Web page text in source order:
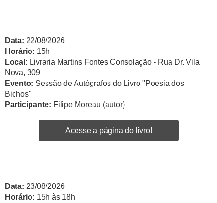
Data: 22/08/2026
Horário: 15h
Local: Livraria Martins Fontes Consolação - Rua Dr. Vila
Nova, 309
Evento: Sessão de Autógrafos do Livro "Poesia dos
Bichos"
Participante: Filipe Moreau (autor)
Acesse a página do livro!
Data: 23/08/2026
Horário: 15h às 18h